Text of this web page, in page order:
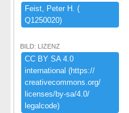
Feist,​ ​Peter ​H.​ ​(​
Q1250020)​
BILD: LIZENZ
CC ​BY ​SA ​4.​0 ​
international ​(​https:​/​/​
creativecommons.​org/​
licenses/​by-​sa/​4.​0/​
legalcode)​